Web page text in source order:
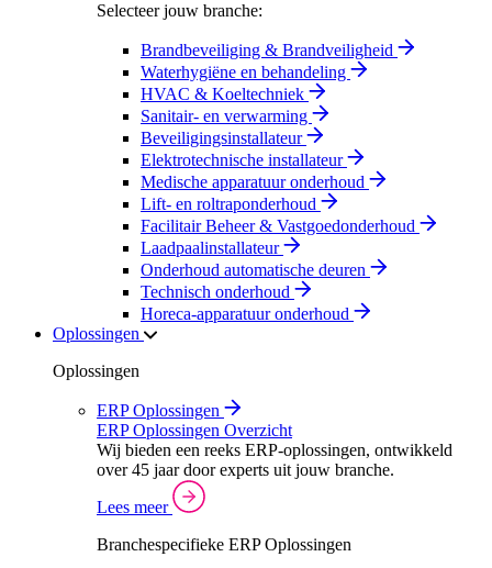
Selecteer jouw branche:
Brandbeveiliging & Brandveiligheid
Waterhygiëne en behandeling
HVAC & Koeltechniek
Sanitair- en verwarming
Beveiligingsinstallateur
Elektrotechnische installateur
Medische apparatuur onderhoud
Lift- en roltraponderhoud
Facilitair Beheer & Vastgoedonderhoud
Laadpaalinstallateur
Onderhoud automatische deuren
Technisch onderhoud
Horeca-apparatuur onderhoud
Oplossingen
Oplossingen
ERP Oplossingen
ERP Oplossingen Overzicht
Wij bieden een reeks ERP-oplossingen, ontwikkeld
over 45 jaar door experts uit jouw branche.
Lees meer
Branchespecifieke ERP Oplossingen